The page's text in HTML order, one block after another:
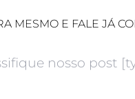
MESMO E FALE JÁ
nosso post